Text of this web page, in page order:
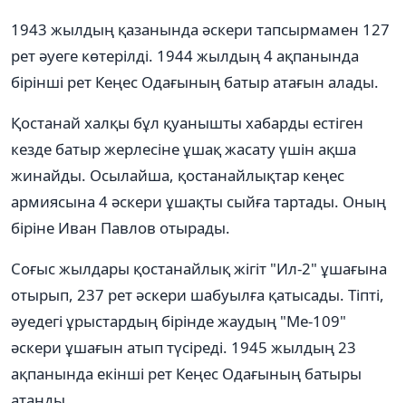
1943 жылдың қазанында әскери тапсырмамен 127
рет әуеге көтерілді. 1944 жылдың 4 ақпанында
бірінші рет Кеңес Одағының батыр атағын алады.
Қостанай халқы бұл қуанышты хабарды естіген
кезде батыр жерлесіне ұшақ жасату үшін ақша
жинайды. Осылайша, қостанайлықтар кеңес
армиясына 4 әскери ұшақты сыйға тартады. Оның
біріне Иван Павлов отырады.
Соғыс жылдары қостанайлық жігіт "Ил-2" ұшағына
отырып, 237 рет әскери шабуылға қатысады. Тіпті,
әуедегі ұрыстардың бірінде жаудың "Ме-109"
әскери ұшағын атып түсіреді. 1945 жылдың 23
ақпанында екінші рет Кеңес Одағының батыры